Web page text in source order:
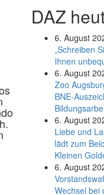
DAZ
6. August
„Schreiben
Ihnen
6. August
Zoo
BNE-
6. August
Liebe und
lädt zum
Kleinen
6. August
Wechsel bei